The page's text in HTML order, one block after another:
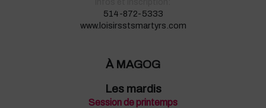
514-872-5333
www.loisirsstsmartyrs.com
À MAGOG
Les mardis
Session de printemps